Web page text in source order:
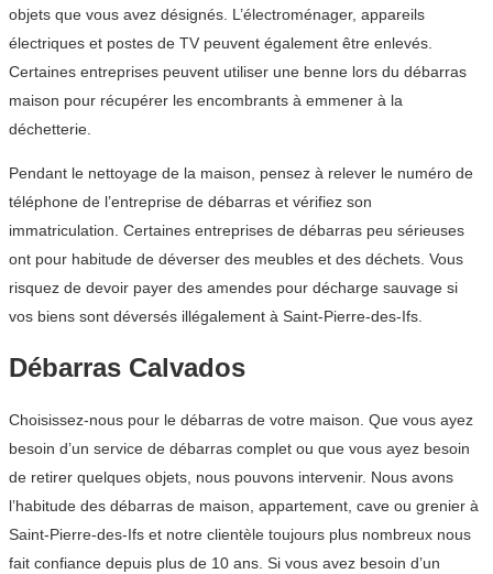
objets que vous avez désignés. L’électroménager, appareils
électriques et postes de TV peuvent également être enlevés.
Certaines entreprises peuvent utiliser une benne lors du débarras
maison pour récupérer les encombrants à emmener à la
déchetterie.
Pendant le nettoyage de la maison, pensez à relever le numéro de
téléphone de l’entreprise de débarras et vérifiez son
immatriculation. Certaines entreprises de débarras peu sérieuses
ont pour habitude de déverser des meubles et des déchets. Vous
risquez de devoir payer des amendes pour décharge sauvage si
vos biens sont déversés illégalement à Saint-Pierre-des-Ifs.
Débarras Calvados
Choisissez-nous pour le débarras de votre maison. Que vous ayez
besoin d’un service de débarras complet ou que vous ayez besoin
de retirer quelques objets, nous pouvons intervenir. Nous avons
l’habitude des débarras de maison, appartement, cave ou grenier à
Saint-Pierre-des-Ifs et notre clientèle toujours plus nombreux nous
fait confiance depuis plus de 10 ans. Si vous avez besoin d’un